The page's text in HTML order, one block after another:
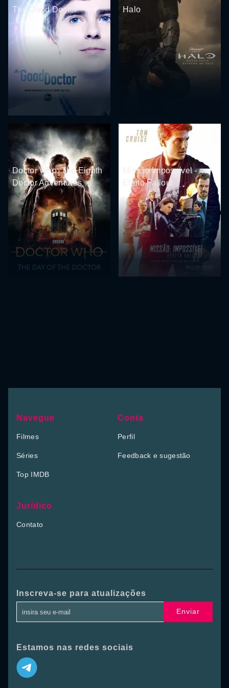
The Good Doctor Halo
Doctor Who: The Eighth
Doctor Adventures
Missão Impossível -
Efeito Fallout
Navegue
Filmes
Séries
Top IMDB
Conta
Perfil
Feedback e sugestão
Jurídico
Contato
Inscreva-se para atualizações
Enviar
Estamos nas redes sociais